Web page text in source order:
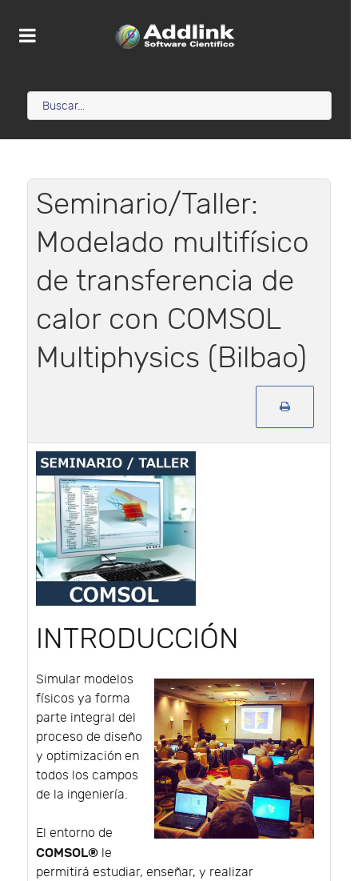
Seminario/Taller:
Modelado multifísico
de transferencia de
calor con COMSOL
Multiphysics (Bilbao)
INTRODUCCIÓN
Simular modelos
físicos ya forma
parte integral del
proceso de diseño
y optimización en
todos los campos
de la ingeniería.
El entorno de
COMSOL® le
permitirá estudiar, enseñar, y realizar